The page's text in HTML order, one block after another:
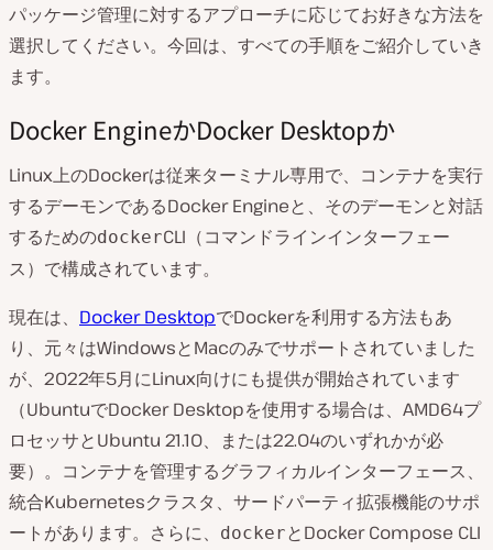
パッケージ管理に対するアプローチに応じてお好きな方法を
選択してください。今回は、すべての手順をご紹介していき
ます。
Docker EngineかDocker Desktopか
Linux上のDockerは従来ターミナル専用で、コンテナを実行
するデーモンであるDocker Engineと、そのデーモンと対話
するためのdockerCLI（コマンドラインインターフェー
ス）で構成されています。
現在は、 Docker DesktopでDockerを利用する方法もあ
り、元々はWindowsとMacのみでサポートされていました
が、2022年5月にLinux向けにも提供が開始されています
（UbuntuでDocker Desktopを使用する場合は、AMD64プ
ロセッサとUbuntu 21.10、または22.04のいずれかが必
要）。コンテナを管理するグラフィカルインターフェース、
統合Kubernetesクラスタ、サードパーティ拡張機能のサポ
ートがあります。さらに、
dockerとDocker Compose CLI